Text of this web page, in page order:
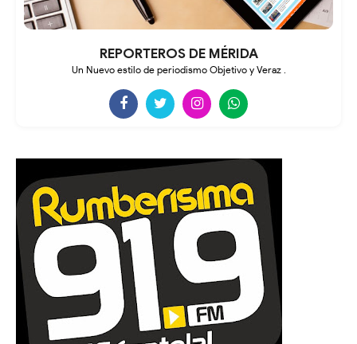
REPORTEROS DE MÉRIDA
Un Nuevo estilo de periodismo Objetivo y Veraz .